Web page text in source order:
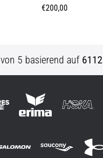
€200,00
von 5 basierend auf